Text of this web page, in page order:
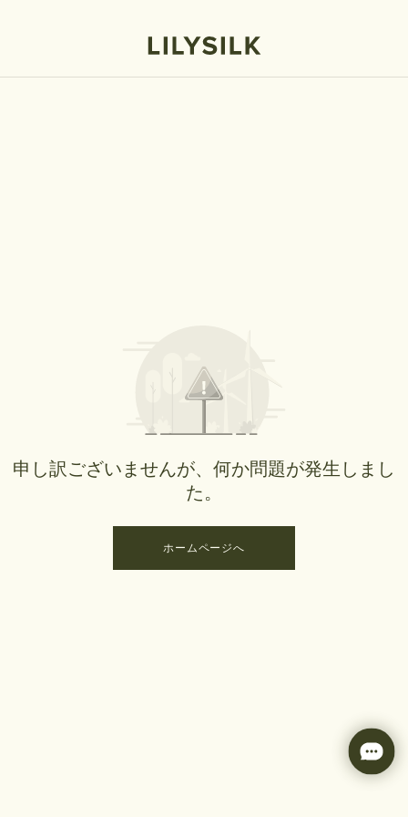
申し訳ございませんが、何か問題が発生しまし
た。
ホームページへ